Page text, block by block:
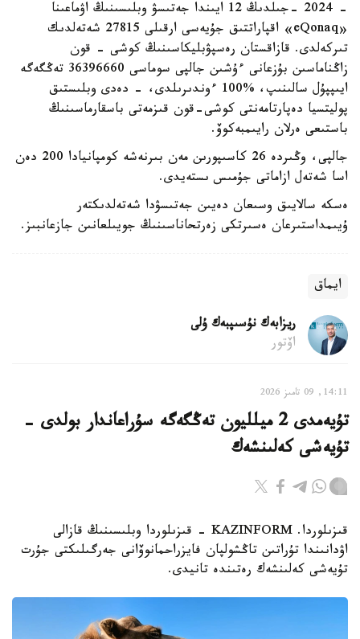
- 2024 -جىلدىڭ 12 ايىندا جەتىسۋ وبلىسىنىڭ اۋماعىنا
«eQonaq» اقپاراتتىق جۇيەسى ارقىلى 27815 شەتەلدىك
تىركەلدى. قازاقستان رەسپۋبليكاسىنىڭ كوشى - قون
زاڭناماسىن بۇزعانى ءۇشىن جالپى سوماسى 36396660 تەڭگەگە
ايىپپۇل سالىنىپ، %100 ءوندىرىلدى، - دەدى وبلىستىق
پوليتسيا دەپارتامەنتى كوشى-قون قىزمەتى باسقارماسىنىڭ
باستىعى ەرلان رايىمبەكوۆ.
جالپى، وڭىردە 26 كاسىپورىن مەن بىرنەشە كومپانيادا 200 دەن
اسا شەتەل ازاماتى جۇمىس ىستەيدى.
ەسكە سالايىق وسىعان دەيىن جەتىسۋدا شەتەلدىكتەر
ۇيىمداستىرعان ەسىرتكى زەرتحاناسىنىڭ جويىلعانىن جازعانبىز.
ايماق
ريزابەك نۇسىپبەك ۇلى
اۆتور
14:11, 09 تامىز 2026
تۇيەمدى 2 ميلليون تەڭگەگە سۇراعاندار بولدى -
تۇيەشى كەلىنشەك
قىزىلوردا. KAZINFORM - قىزىلوردا وبلىسىنىڭ قازالى
اۋدانىندا تۇراتىن تاڭشولپان فايزراحمانوۆانى جەرگىلىكتى جۇرت
تۇيەشى كەلىنشەك رەتىندە تانيدى.